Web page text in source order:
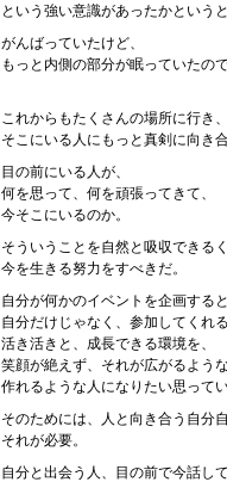
という強い意識があったかという
がんばっていたけど、
もっと内側の部分が眠っていたの
これからもたくさんの場所に行き
そこにいる人にもっと真剣に向き合
目の前にいる人が、
何を思って、何を頑張ってきて、
今そこにいるのか。
そういうことを自然と吸収できるく
今を生きる努力をすべきだ。
自分が何かのイベントを企画すると
自分だけじゃなく、参加してくれ
活き活きと、成長できる環境を、
笑顔が絶えず、それが広がるような
作れるような人になりたい思ってい
そのためには、人と向き合う自分
それが必要。
自分と出会う人、目の前で今話して